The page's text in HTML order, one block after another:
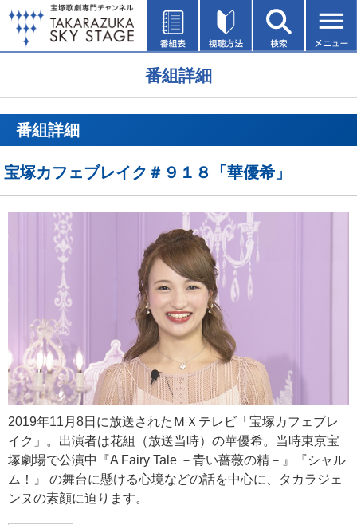
番組詳細
番組詳細
宝塚カフェブレイク＃９１８「華優希」
2019年11月8日に放送されたＭＸテレビ「宝塚カフェブレ
イク」。出演者は花組（放送当時）の華優希。当時東京宝
塚劇場で公演中『A Fairy Tale －青い薔薇の精－』『シャル
ム！』 の舞台に懸ける心境などの話を中心に、タカラジェ
ンヌの素顔に迫ります。